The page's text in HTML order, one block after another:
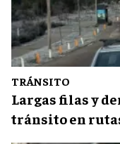
TRÁNSITO
Largas filas y
tránsito en